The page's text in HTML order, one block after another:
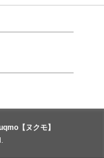
【ヌクモ】